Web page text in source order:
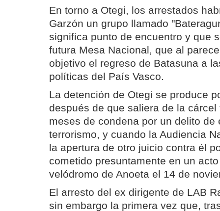
En torno a Otegi, los arrestados
Garzón un grupo llamado
significa punto de encuentro y que
futura Mesa Nacional, que al
objetivo el regreso de Batasuna a
políticas del País Vasco.
La detención de Otegi se produce
después de que saliera de la
meses de condena por un delito de
terrorismo, y cuando la Audiencia
la apertura de otro juicio contra él
cometido presuntamente en un
velódromo de Anoeta el 14 de
El arresto del ex dirigente de LAB
sin embargo la primera vez que,